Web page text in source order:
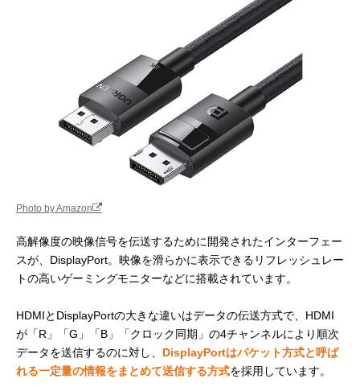
Photo by Amazon
高解像度の映像信号を伝送するために開発されたインターフェー
スが、DisplayPort。映像を滑らかに表示できるリフレッシュレー
トの高いゲーミングモニターなどに搭載されています。
HDMIとDisplayPortの大きな違いはデータの伝送方式で、HDMI
が「R」「G」「B」「クロック同期」の4チャンネルにより順次
データを送信するのに対し、 DisplayPortはパケット方式と呼ば
れる一定量の情報をまとめて送信する方式を採用しています。